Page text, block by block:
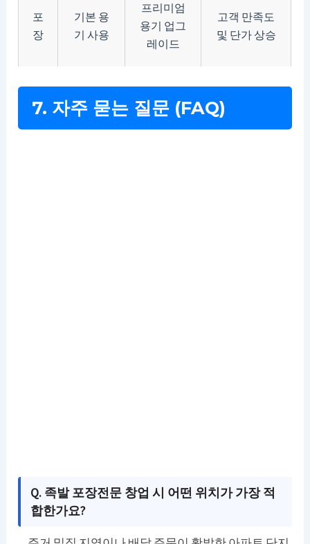
포
장
기본 용
기 사용
프리미엄
용기 업그
레이드
고객 만족도
및 단가 상승
7. 자주 묻는 질문 (FAQ)
Q. 족발 포장전문 창업 시 어떤 위치가 가장 적
합한가요?